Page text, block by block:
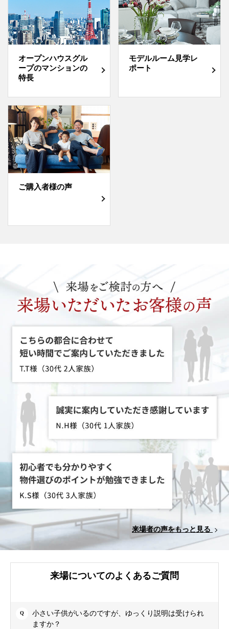
オープンハウスグル
ープのマンションの
特長
モデルルーム見学レ
ポート
ご購入者様の声
来場者の声をもっと見る
来場についてのよくあるご質問
小さい子供がいるのですが、ゆっくり説明は受けられ
ますか？